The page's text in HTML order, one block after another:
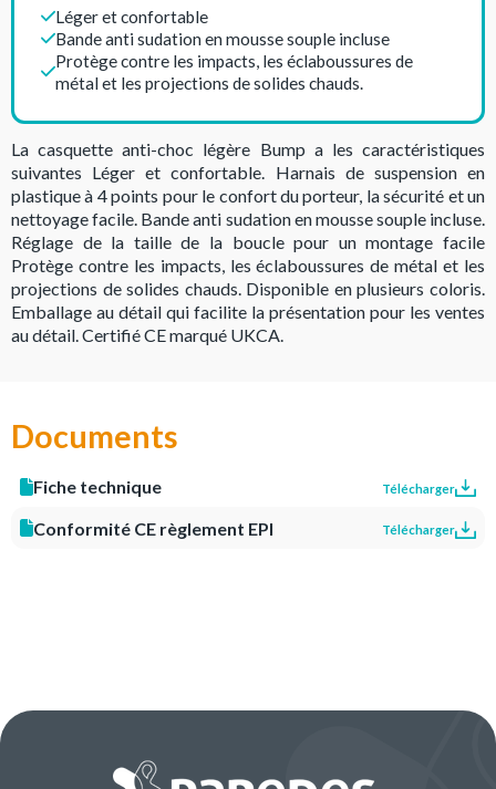
Léger et confortable
Bande anti sudation en mousse souple incluse
Protège contre les impacts, les éclaboussures de
métal et les projections de solides chauds.
La casquette anti-choc légère Bump a les caractéristiques
suivantes Léger et confortable. Harnais de suspension en
plastique à 4 points pour le confort du porteur, la sécurité et un
nettoyage facile. Bande anti sudation en mousse souple incluse.
Réglage de la taille de la boucle pour un montage facile
Protège contre les impacts, les éclaboussures de métal et les
projections de solides chauds. Disponible en plusieurs coloris.
Emballage au détail qui facilite la présentation pour les ventes
au détail. Certifié CE marqué UKCA.
Documents
Fiche technique Télécharger
Conformité CE règlement EPI Télécharger